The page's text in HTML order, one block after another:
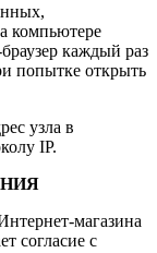
компьютере
каждый раз
попытке открыть
узла в
IP.
магазина
согласие с